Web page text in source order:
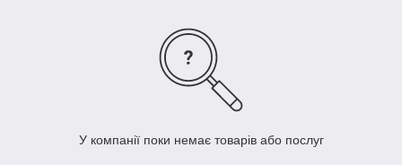
У компанії поки немає товарів або послуг